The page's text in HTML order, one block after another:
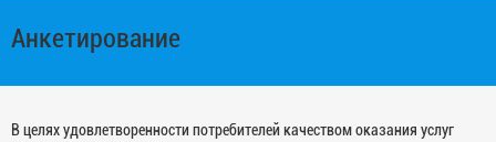
Анкетирование
В целях удовлетворенности потребителей качеством оказания услуг